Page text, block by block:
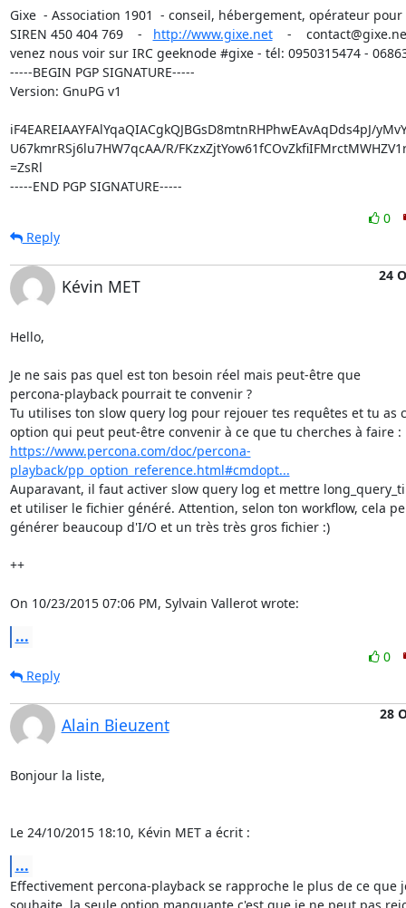
Gixe  - Association 1901  - conseil, hébergement, opérateur pour
SIREN 450 404 769    - http://www.gixe.net
-
venez nous voir sur IRC geeknode #gixe - tél: 0950315474 -
-----BEGIN PGP SIGNATURE-----
Version: GnuPG v1
iF4EAREIAAYFAlYqaQIACgkQJBGsD8mtnRHPhwEAvAqDds4pJ/
U67kmrRSj6lu7HW7qcAA/R/
=ZsRl
-----END PGP SIGNATURE-----
0
Reply
Kévin MET
24
Hello,
Je ne sais pas quel est ton besoin réel mais peut-être que
percona-playback pourrait te convenir ?
Tu utilises ton slow query log pour rejouer tes requêtes et tu as
https://www.percona.com/doc/percona-
playback/pp_option_reference.html#cmdopt...
Auparavant, il faut activer slow query log et mettre
et utiliser le fichier généré. Attention, selon ton workflow, cela
générer beaucoup d'I/O et un très très gros fichier :)
++
On 10/23/2015 07:06 PM, Sylvain Vallerot wrote:
...
0
Reply
Alain Bieuzent
28
Bonjour la liste,
Le 24/10/2015 18:10, Kévin MET a écrit :
...
Effectivement percona-playback se rapproche le plus de ce que